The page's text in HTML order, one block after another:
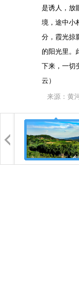
是诱人，放
境，途中小
分，霞光掠
的阳光里。
下来，一切
云）
来源：黄